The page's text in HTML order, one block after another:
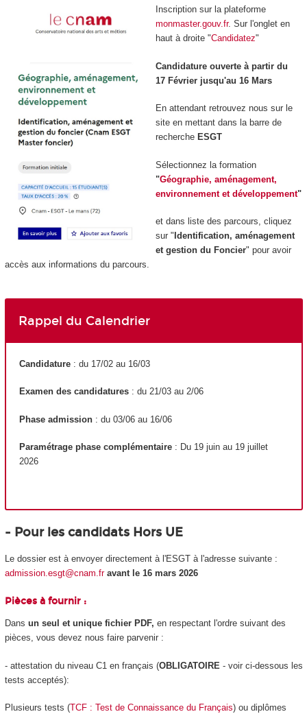
Inscription sur la plateforme
monmaster.gouv.fr. Sur l'onglet en
haut à droite "Candidatez"
Candidature ouverte à partir du
17 Février jusqu'au 16 Mars
En attendant retrouvez nous sur le
site en mettant dans la barre de
recherche ESGT
Sélectionnez la formation
"Géographie, aménagement,
environnement et développement"
et dans liste des parcours, cliquez
sur " Identification, aménagement
et gestion du Foncier" pour avoir
accès aux informations du parcours.
Rappel du Calendrier
Candidature : du 17/02 au 16/03
Examen des candidatures : du 21/03 au 2/06
Phase admission : du 03/06 au 16/06
Paramétrage phase complémentaire : Du 19 juin au 19 juillet
2026
- Pour les candidats Hors UE
Le dossier est à envoyer directement à l'ESGT à l'adresse suivante :
admission.esgt@cnam.fr avant le 16 mars 2026
Pièces à fournir :
Dans un seul et unique fichier PDF, en respectant l'ordre suivant des
pièces, vous devez nous faire parvenir :
- attestation du niveau C1 en français (OBLIGATOIRE - voir ci-dessous les
tests acceptés):
Plusieurs tests (TCF : Test de Connaissance du Français) ou diplômes